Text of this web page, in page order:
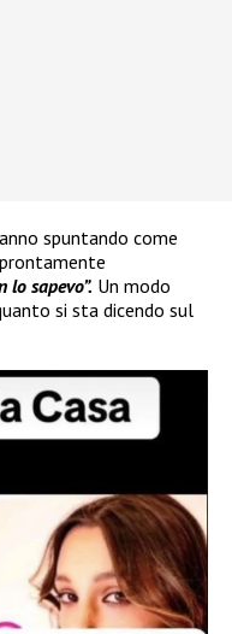
spuntando come
lo sapevo”. Un modo
si sta dicendo sul